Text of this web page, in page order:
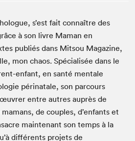
s’est fait connaître des
à son livre Maman en
publiés dans Mitsou Magazine,
mon chaos. Spécialisée dans le
enfant, en santé mentale
périnatale, son parcours
entre autres auprès de
de couples, d’enfants et
maintenant son temps à la
différents projets de